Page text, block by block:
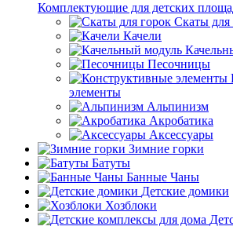
Комплектующие для детских
Скаты для
Качели
Песочницы
элементы
Альпинизм
Акробатика
Аксессуары
Зимние горки
Батуты
Банные Чаны
Детские домики
Хозблоки